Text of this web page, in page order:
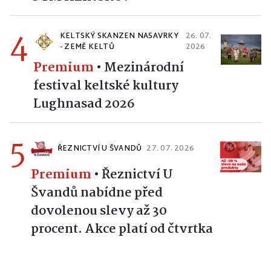
4
KELTSKÝ SKANZEN NASAVRKY
- ZEMĚ KELTŮ
26. 07.
2026
Premium • Mezinárodní
festival keltské kultury
Lughnasad 2026
5 ŘEZNICTVÍ U ŠVANDŮ 27. 07. 2026
Premium •Řeznictví U
Švandů nabídne před
dovolenou slevy až 30
procent. Akce platí od čtvrtka